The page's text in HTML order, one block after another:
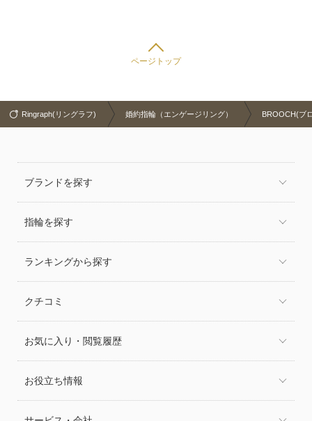
ページトップ
Ringraph(リングラフ) 婚約指輪（エンゲージリング） BROOCH(ブ
ブランドを探す
指輪を探す
ランキングから探す
クチコミ
お気に入り・閲覧履歴
お役立ち情報